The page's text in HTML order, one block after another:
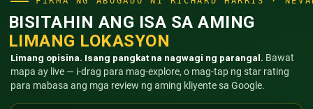
BISITAHIN ANG ISA SA AMING
LIMANG LOKASYON
Limang opisina. Isang pangkat na nagwagi ng parangal. Bawat
mapa ay live — i-drag para mag-explore, o mag-tap ng star rating
para mabasa ang mga review ng aming kliyente sa Google.